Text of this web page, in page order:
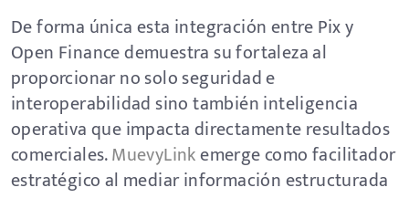
De forma única esta integración entre Pix y
Open Finance demuestra su fortaleza al
proporcionar no solo seguridad e
interoperabilidad sino también inteligencia
operativa que impacta directamente resultados
comerciales.MuevyLinkemerge como facilitador
estratégico al mediar información estructurada